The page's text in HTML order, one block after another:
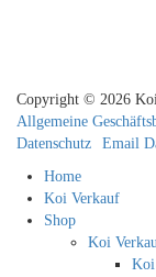
Copyright © 2026
Allgemeine
Datenschutz
Email
Home
Koi Verkauf
Shop
Koi
Koi